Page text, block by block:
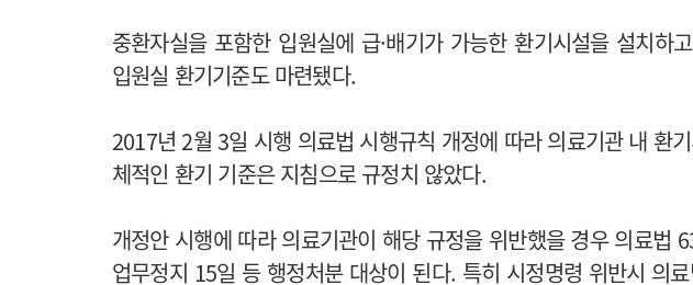
중환자실을 포함한 입원실에 급·배기가 가능한 환기시설을 설치하
입원실 환기기준도 마련됐다.
2017년 2월 3일 시행 의료법 시행규칙 개정에 따라 의료기관 내 환
체적인 환기 기준은 지침으로 규정치 않았다.
개정안 시행에 따라 의료기관이 해당 규정을 위반했을 경우 의료법
업무정지 15일 등 행정처분 대상이 된다. 특히 시정명령 위반시 의